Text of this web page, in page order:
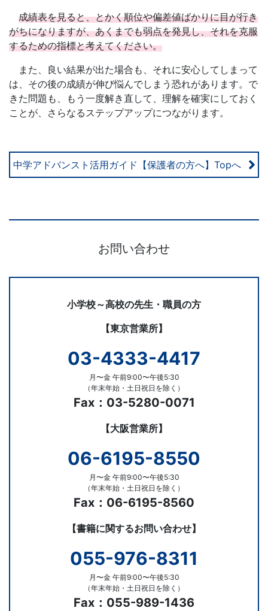
成績表を見ると、とかく順位や偏差値ばかりに目が行き
がちになりますが、あくまでも弱点を発見し、それを克服
するための指標と考えてください。
また、良い結果が出た場合も、それに安心してしまって
は、その後の成績が伸び悩んでしまう恐れがあります。で
きた問題も、もう一度解き直して、理解を確実にしておく
ことが、さらなるステップアップにつながります。
中学アドバンスト活用ガイド【保護者の方へ】Topへ
お問い合わせ
小学校～高校の先生・職員の方
【東京営業所】
03-4333-4417
月〜金 午前9:00〜午後5:30
（年末年始・土日祝日を除く）
Fax：03-5280-0071
【大阪営業所】
06-6195-8550
月〜金 午前9:00〜午後5:30
（年末年始・土日祝日を除く）
Fax：06-6195-8560
【書籍に関するお問い合わせ】
055-976-8311
月〜金 午前9:00〜午後5:30
（年末年始・土日祝日を除く）
Fax：055-989-1436